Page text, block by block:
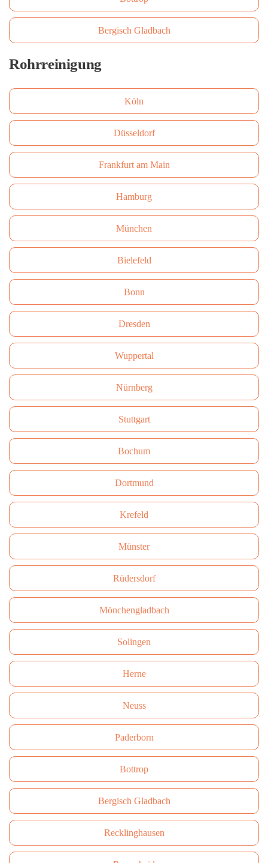
Bergisch Gladbach
Rohrreinigung
Köln
Düsseldorf
Frankfurt am Main
Hamburg
München
Bielefeld
Bonn
Dresden
Wuppertal
Nürnberg
Stuttgart
Bochum
Dortmund
Krefeld
Münster
Rüdersdorf
Mönchengladbach
Solingen
Herne
Neuss
Paderborn
Bottrop
Bergisch Gladbach
Recklinghausen